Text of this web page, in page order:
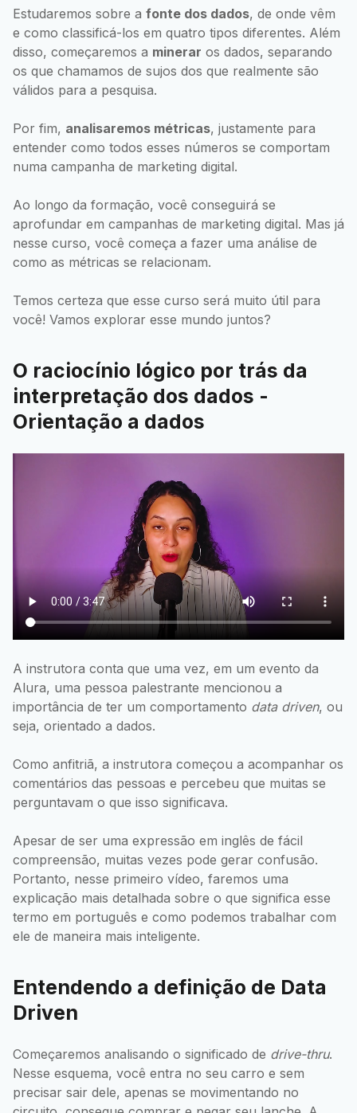
Estudaremos sobre a fonte dos dados, de onde vêm
e como classificá-los em quatro tipos diferentes. Além
disso, começaremos a minerar os dados, separando
os que chamamos de sujos dos que realmente são
válidos para a pesquisa.
Por fim, analisaremos métricas, justamente para
entender como todos esses números se comportam
numa campanha de marketing digital.
Ao longo da formação, você conseguirá se
aprofundar em campanhas de marketing digital. Mas já
nesse curso, você começa a fazer uma análise de
como as métricas se relacionam.
Temos certeza que esse curso será muito útil para
você! Vamos explorar esse mundo juntos?
O raciocínio lógico por trás da
interpretação dos dados -
Orientação a dados
A instrutora conta que uma vez, em um evento da
Alura, uma pessoa palestrante mencionou a
importância de ter um comportamento data driven, ou
seja, orientado a dados.
Como anfitriã, a instrutora começou a acompanhar os
comentários das pessoas e percebeu que muitas se
perguntavam o que isso significava.
Apesar de ser uma expressão em inglês de fácil
compreensão, muitas vezes pode gerar confusão.
Portanto, nesse primeiro vídeo, faremos uma
explicação mais detalhada sobre o que significa esse
termo em português e como podemos trabalhar com
ele de maneira mais inteligente.
Entendendo a definição de Data
Driven
Começaremos analisando o significado de drive-thru.
Nesse esquema, você entra no seu carro e sem
precisar sair dele, apenas se movimentando no